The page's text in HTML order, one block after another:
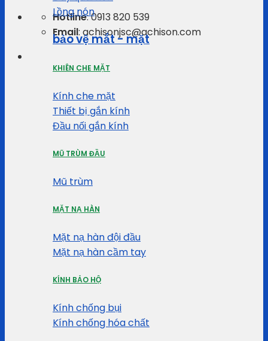
Hotline: 0913 820 539
Email: achisonjsc@achison.com
Lồng nón
bảo vệ mắt - mặt
KHIÊN CHE MẶT
Kính che mặt
Thiết bị gắn kính
Đầu nối gắn kính
MŨ TRÙM ĐẦU
Mũ trùm
MẶT NẠ HÀN
Mặt nạ hàn đội đầu
Mặt nạ hàn cầm tay
KÍNH BẢO HỘ
Kính chống bụi
Kính chống hóa chất